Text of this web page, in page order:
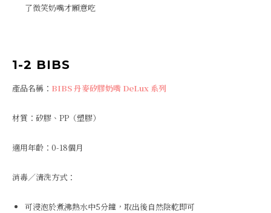
了微笑奶嘴才願意吃
1-2 BIBS
產品名稱： BIBS 丹麥矽膠奶嘴 DeLux 系列
材質：矽膠、PP（塑膠）
適用年齡：0-18個月
消毒／清洗方式：
可浸泡於煮沸熱水中5分鐘，取出後自然陰乾即可